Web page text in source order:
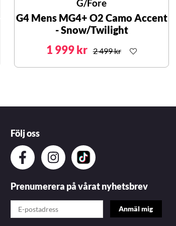
G/Fore
G4 Mens MG4+ O2 Camo Accent
- Snow/Twilight
1 999 kr 2 499 kr
Följ oss
Prenumerera på vårat nyhetsbrev